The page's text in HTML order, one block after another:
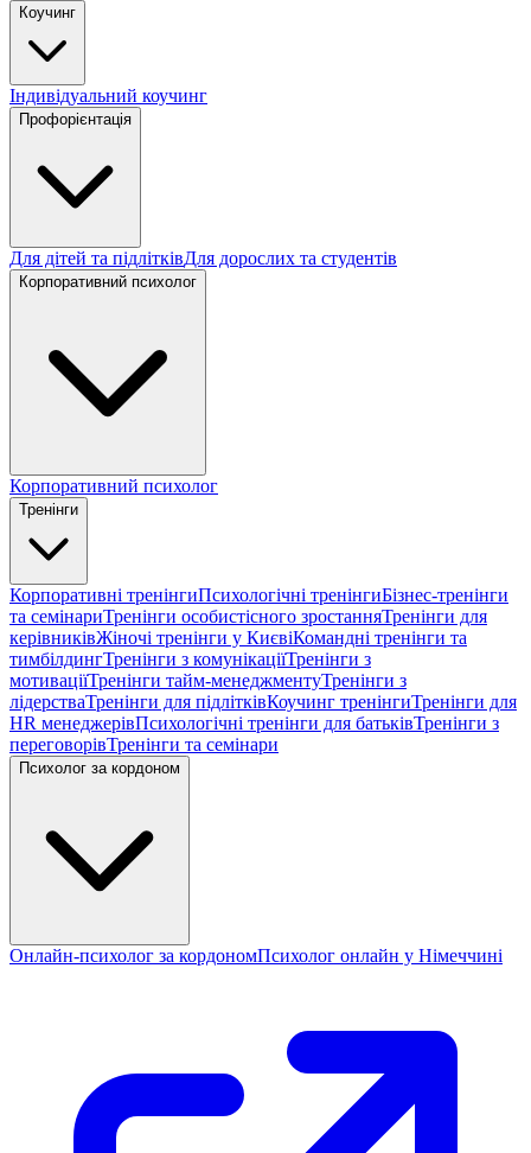
Коучинг
Індивідуальний коучинг
Профорієнтація
Для дітей та підлітківДля дорослих та студентів
Корпоративний психолог
Корпоративний психолог
Тренінги
Корпоративні тренінгиПсихологічні тренінгиБізнес-тренінги
та семінариТренінги особистісного зростанняТренінги для
керівниківЖіночі тренінги у КиєвіКомандні тренінги та
тимбілдингТренінги з комунікаціїТренінги з
мотиваціїТренінги тайм-менеджментуТренінги з
лідерстваТренінги для підлітківКоучинг тренінгиТренінги для
HR менеджерівПсихологічні тренінги для батьківТренінги з
переговорівТренінги та семінари
Психолог за кордоном
Онлайн-психолог за кордономПсихолог онлайн у Німеччині